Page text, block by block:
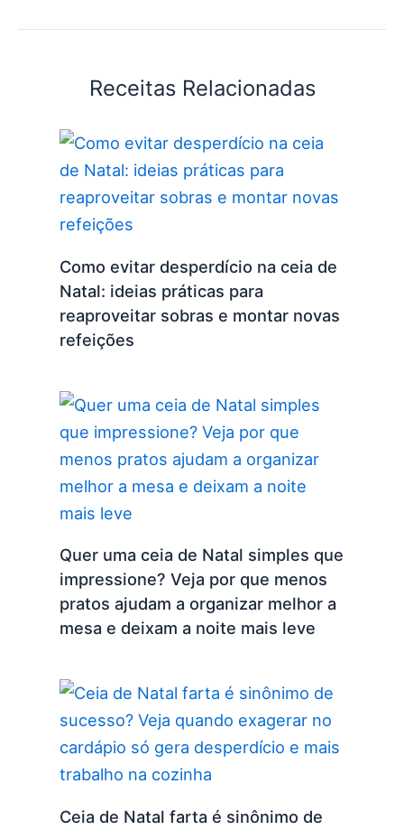
Receitas Relacionadas
Como evitar desperdício na ceia de
Natal: ideias práticas para
reaproveitar sobras e montar novas
refeições
Quer uma ceia de Natal simples que
impressione? Veja por que menos
pratos ajudam a organizar melhor a
mesa e deixam a noite mais leve
Ceia de Natal farta é sinônimo de